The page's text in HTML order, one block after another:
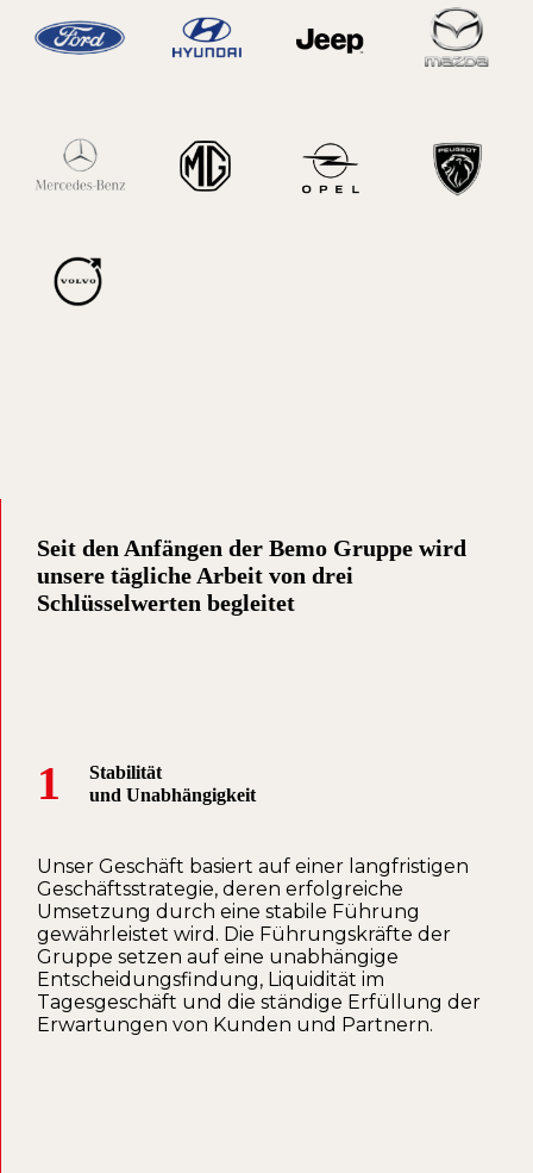
Seit den Anfängen der Bemo Gruppe wird
unsere tägliche Arbeit von drei
Schlüsselwerten begleitet
1
Stabilität
und Unabhängigkeit
Unser Geschäft basiert auf einer langfristigen
Geschäftsstrategie, deren erfolgreiche
Umsetzung durch eine stabile Führung
gewährleistet wird. Die Führungskräfte der
Gruppe setzen auf eine unabhängige
Entscheidungsfindung, Liquidität im
Tagesgeschäft und die ständige Erfüllung der
Erwartungen von Kunden und Partnern.